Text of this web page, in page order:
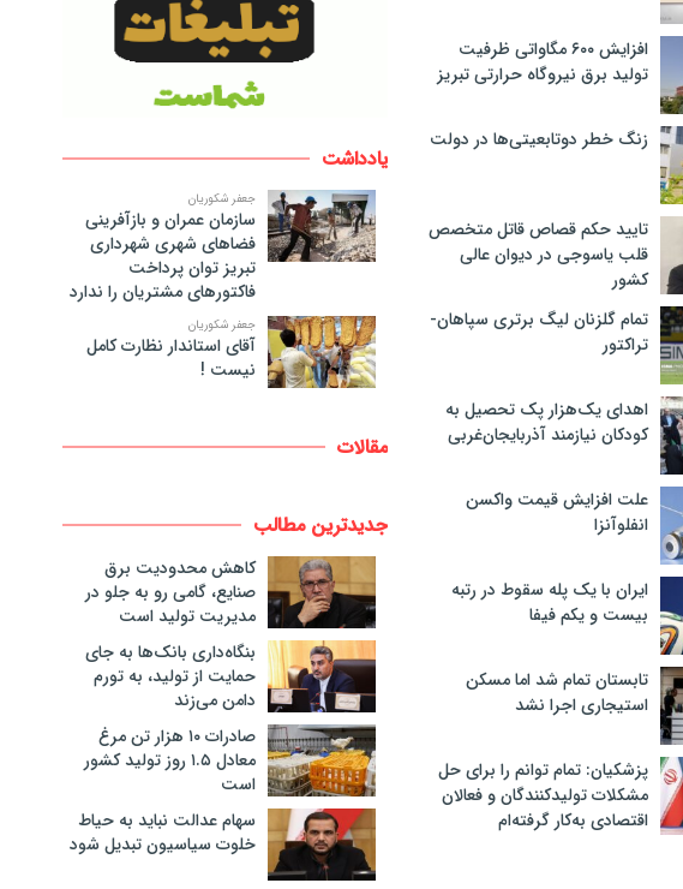
افزایش ۶۰۰ مگاواتی ظرفیت
تولید برق نیروگاه حرارتی تبریز
زنگ خطر دوتابعیتی‌ها در دولت
تایید حکم قصاص قاتل متخصص
قلب یاسوجی در دیوان عالی
کشور
تمام گلزنان لیگ‌ برتری سپاهان-
تراکتور
اهدای یک‌هزار پک تحصیل به
کودکان نیازمند آذربایجان‌غربی
علت افزایش قیمت واکسن
انفلوآنزا
ایران با یک پله سقوط در رتبه
بیست و یکم فیفا
تابستان تمام شد اما مسکن
استیجاری اجرا نشد
پزشکیان: تمام توانم را برای حل
مشکلات تولیدکنندگان و فعالان
اقتصادی به‌کار گرفته‌ام
یادداشت
جعفر شکوریان
سازمان عمران و بازآفرینی
فضاهای شهری شهرداری
تبریز توان پرداخت
فاکتورهای مشتریان را ندارد
جعفر شکوریان
آقای استاندار نظارت کامل
نیست !
مقالات
جدیدترین مطالب
کاهش محدودیت برق
صنایع، گامی رو به جلو در
مدیریت تولید است
بنگاه‌داری بانک‌ها به جای
حمایت از تولید، به تورم
دامن می‌زند
صادرات ۱۰ هزار تن مرغ
معادل ۱.۵ روز تولید کشور
است
سهام عدالت نباید به حیاط
خلوت سیاسیون تبدیل شود